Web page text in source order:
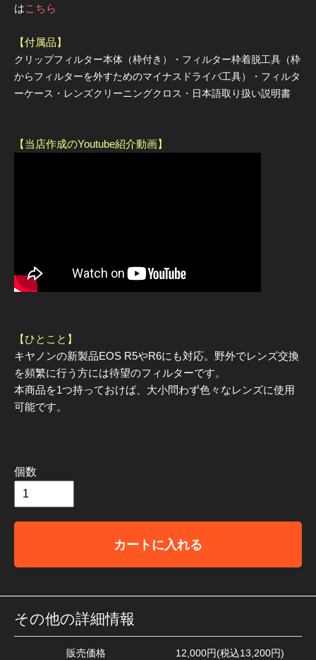
はこちら
【付属品】
クリップフィルター本体（枠付き）・フィルター枠着脱工具（枠
からフィルターを外すためのマイナスドライバ工具）・フィルタ
ーケース・レンズクリーニングクロス・日本語取り扱い説明書
【当店作成のYoutube紹介動画】
【ひとこと】
キヤノンの新製品EOS R5やR6にも対応。野外でレンズ交換
を頻繁に行う方には待望のフィルターです。
本商品を1つ持っておけば、大小問わず色々なレンズに使用
可能です。
個数
カートに入れる
その他の詳細情報
販売価格 12,000円(税込13,200円)